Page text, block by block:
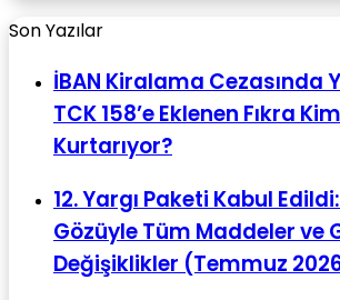
Son Yazılar
İBAN Kiralama Cezasında
TCK 158’e Eklenen Fıkra
Kurtarıyor?
12. Yargı Paketi Kabul
Gözüyle Tüm Maddeler ve
Değişiklikler (Temmuz